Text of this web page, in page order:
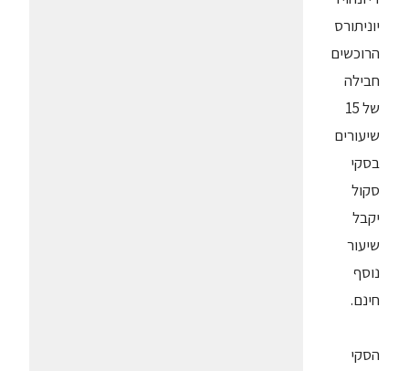
יוניתורס
הרוכשים
חבילה
של 15
שיעורים
בסקי
סקול
יקבל
שיעור
נוסף
חינם.
הסקי